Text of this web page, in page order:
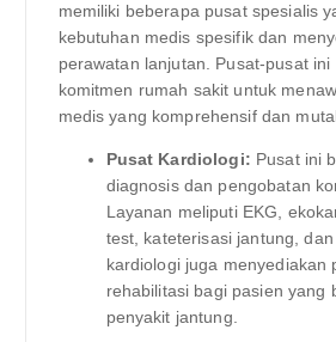
memiliki beberapa pusat spesialis
kebutuhan medis spesifik dan
perawatan lanjutan. Pusat-pusat ini
komitmen rumah sakit untuk
medis yang komprehensif dan
Pusat Kardiologi: Pusat ini
diagnosis dan pengobatan
Layanan meliputi EKG,
test, kateterisasi jantung,
kardiologi juga menyediakan
rehabilitasi bagi pasien yang
penyakit jantung.